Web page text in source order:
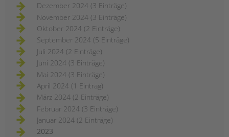
IntranetDezember 2024 (3 Einträge)
November 2024 (3 Einträge)
Oktober 2024 (2 Einträge)
September 2024 (5 Einträge)
Juli 2024 (2 Einträge)
Juni 2024 (3 Einträge)
Mai 2024 (3 Einträge)
April 2024 (1 Eintrag)
März 2024 (2 Einträge)
Februar 2024 (3 Einträge)
Januar 2024 (2 Einträge)
2023